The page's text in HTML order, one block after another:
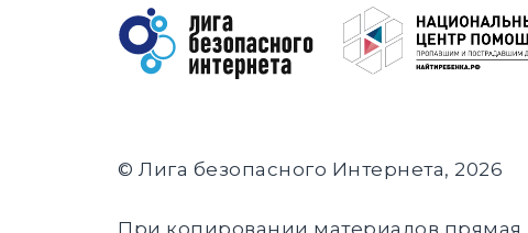
© Лига безопасного Интернета, 2026